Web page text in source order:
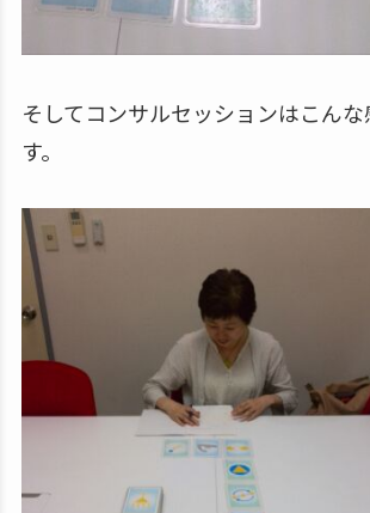
そしてコンサルセッションはこん
す。